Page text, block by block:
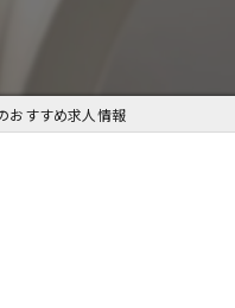
おすすめ求人情報